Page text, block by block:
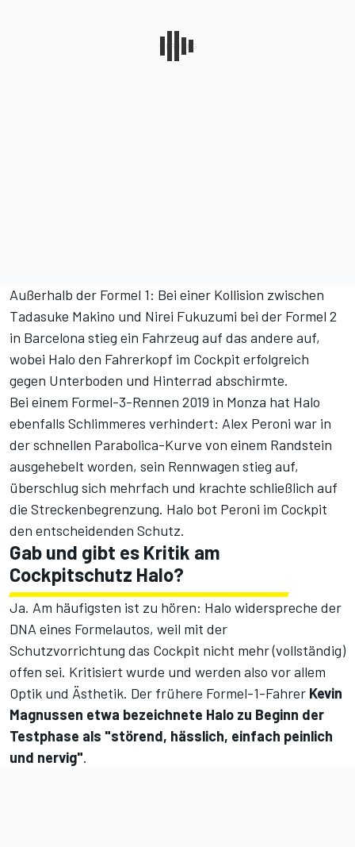
Außerhalb der Formel 1: Bei einer Kollision zwischen
Tadasuke Makino und Nirei Fukuzumi bei der Formel 2
in Barcelona stieg ein Fahrzeug auf das andere auf,
wobei Halo den Fahrerkopf im Cockpit erfolgreich
gegen Unterboden und Hinterrad abschirmte.
Bei einem Formel-3-Rennen 2019 in Monza hat Halo
ebenfalls Schlimmeres verhindert: Alex Peroni war in
der schnellen Parabolica-Kurve von einem Randstein
ausgehebelt worden, sein Rennwagen stieg auf,
überschlug sich mehrfach und krachte schließlich auf
die Streckenbegrenzung. Halo bot Peroni im Cockpit
den entscheidenden Schutz.
Gab und gibt es Kritik am
Cockpitschutz Halo?
Ja. Am häufigsten ist zu hören: Halo widerspreche der
DNA eines Formelautos, weil mit der
Schutzvorrichtung das Cockpit nicht mehr (vollständig)
offen sei. Kritisiert wurde und werden also vor allem
Optik und Ästhetik. Der frühere Formel-1-Fahrer Kevin
Magnussen etwa bezeichnete Halo zu Beginn der
Testphase als "störend, hässlich, einfach peinlich
und nervig".